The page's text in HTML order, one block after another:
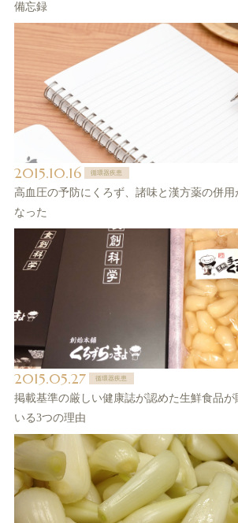
備忘録
2015.10.16 循環器疾患
高血圧の予防にくろず、諸味と漢方薬の併
なった
2015.05.27 循環器疾患
掲載基準の厳しい健康誌が認めた生鮮食品が
いる3つの理由